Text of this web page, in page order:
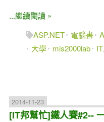
...繼續閱讀 »
ASP.NET
電腦書
大學
mis2000lab
2014-11-23
[IT邦幫忙]鐵人賽#2--